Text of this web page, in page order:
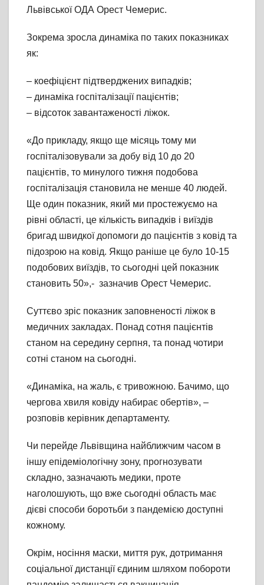
Львівської ОДА Орест Чемерис.
Зокрема зросла динаміка по таких показниках
як:
– коефіцієнт підтверджених випадків;
– динаміка госпіталізації пацієнтів;
– відсоток завантаженості ліжок.
«До прикладу, якщо ще місяць тому ми
госпіталізовували за добу від 10 до 20
пацієнтів, то минулого тижня подобова
госпіталізація становила не менше 40 людей.
Ще один показник, який ми простежуємо на
рівні області, це кількість випадків і виїздів
бригад швидкої допомоги до пацієнтів з ковід та
підозрою на ковід. Якщо раніше це було 10-15
подобових виїздів, то сьогодні цей показник
становить 50»,- зазначив Орест Чемерис.
Суттєво зріс показник заповненості ліжок в
медичних закладах. Понад сотня пацієнтів
станом на середину серпня, та понад чотири
сотні станом на сьогодні.
«Динаміка, на жаль, є тривожною. Бачимо, що
чергова хвиля ковіду набирає обертів», –
розповів керівник департаменту.
Чи перейде Львівщина найближчим часом в
іншу епідеміологічну зону, прогнозувати
складно, зазначають медики, проте
наголошують, що вже сьогодні область має
дієві способи боротьби з пандемією доступні
кожному.
Окрім, носіння маски, миття рук, дотримання
соціальної дистанції єдиним шляхом побороти